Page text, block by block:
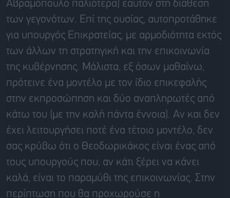
Αβραμόπουλο παλιότερα) εαυτόν στη διάθεση
των γεγονότων. Επί της ουσίας, αυτοπροτάθηκε
για υπουργός Επικρατείας, με αρμοδιότητα εκτός
των άλλων τη στρατηγική και την επικοινωνία
της κυβέρνησης. Μάλιστα, εξ όσων μαθαίνω,
πρότεινε ένα μοντέλο με τον ίδιο επικεφαλής
στην εκπροσώπηση και δύο αναπληρωτές από
κάτω του (με την καλή πάντα έννοια). Αν και δεν
έχει λειτουργήσει ποτέ ένα τέτοιο μοντέλο, δεν
σας κρύβω ότι ο Θεοδωρικάκος είναι ένας από
τους υπουργούς που, αν κάτι ξέρει να κάνει
καλά, είναι το παραμύθι της επικοινωνίας. Στην
περίπτωση που θα προχωρούσε η